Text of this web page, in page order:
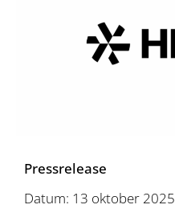
Pressrelease
Datum: 13 oktober 2025